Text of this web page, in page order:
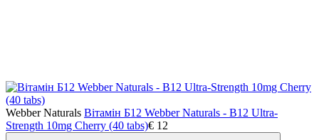
Webber Naturals Вітамін Б12 Webber Naturals - B12 Ultra-
Strength 10mg Cherry (40 tabs)€ 12